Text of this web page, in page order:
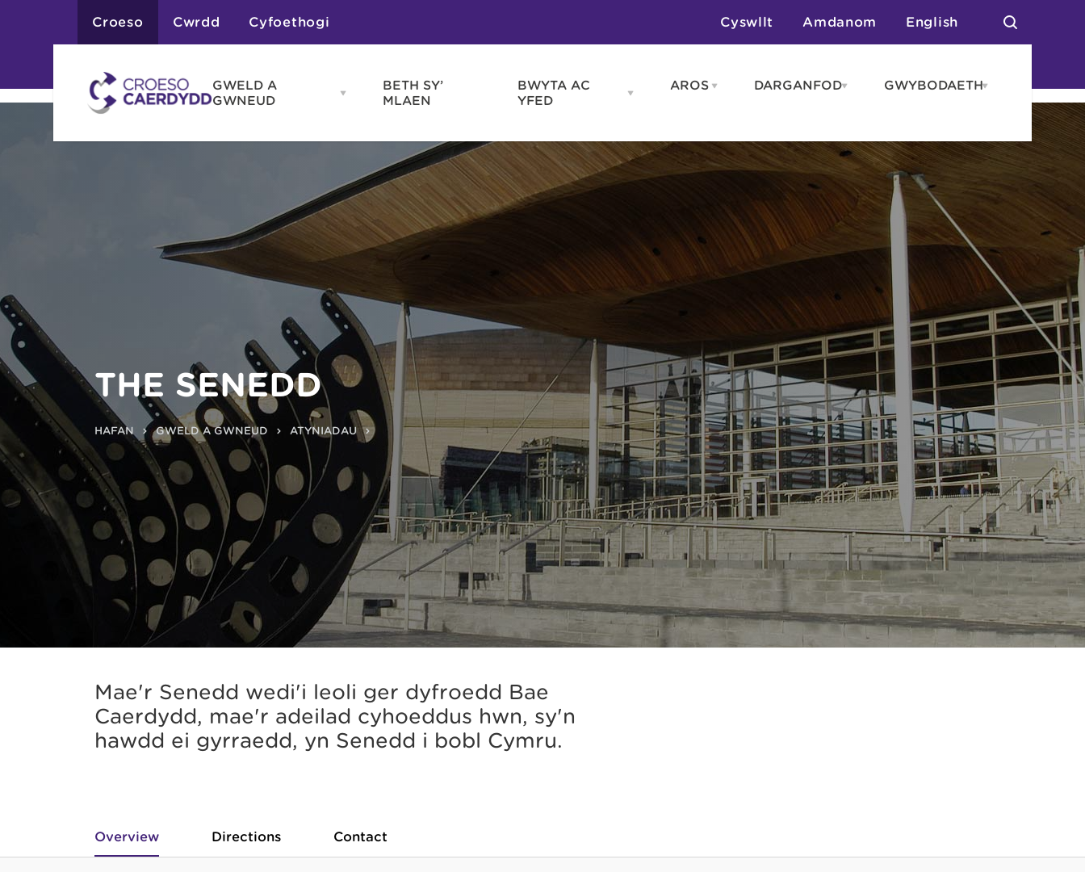
Croeso Cwrdd Cyfoethogi Cyswllt Amdanom English
GWELD A
GWNEUD
Open
GWNEUD
Teithiau a Golygfeydd
BETH SY’
MLAEN
BWYTA AC
YFED
Open
YFED
menu
Blas ar Gymru
Bwytai
Tafarndai a Bariau
Caffis a Delis
AROS Open
Gwestai
Hunan Arlwyo
Carafanau a Gwersylla
Rhagor o Leoedd
DARGANFODOpen
GWYBODAETHOpen
THE SENEDD
HAFAN GWELD A GWNEUD ATYNIADAU
Mae'r Senedd wedi'i leoli ger dyfroedd Bae
Caerdydd, mae'r adeilad cyhoeddus hwn, sy'n
hawdd ei gyrraedd, yn Senedd i bobl Cymru.
Overview Directions Contact